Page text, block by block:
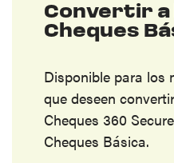
Convertir a
Cheques
Disponible para los
que deseen
Cheques 360
Cheques Básica.